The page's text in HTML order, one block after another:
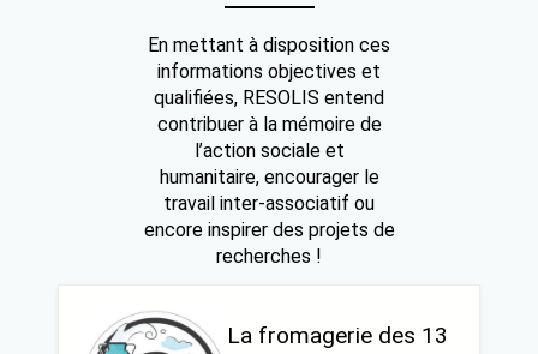
En mettant à disposition ces
informations objectives et
qualifiées, RESOLIS entend
contribuer à la mémoire de
l’action sociale et
humanitaire, encourager le
travail inter-associatif ou
encore inspirer des projets de
recherches !
La fromagerie des 13